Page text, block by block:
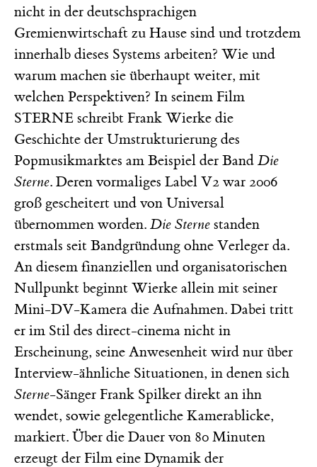
nicht in der deutschsprachigen
Gremienwirtschaft zu Hause sind und trotzdem
innerhalb dieses Systems arbeiten? Wie und
warum machen sie überhaupt weiter, mit
welchen Perspektiven? In seinem Film
STERNE schreibt Frank Wierke die
Geschichte der Umstrukturierung des
Popmusikmarktes am Beispiel der Band Die
Sterne. Deren vormaliges Label V2 war 2006
groß gescheitert und von Universal
übernommen worden. Die Sterne standen
erstmals seit Bandgründung ohne Verleger da.
An diesem finanziellen und organisatorischen
Nullpunkt beginnt Wierke allein mit seiner
Mini-DV-Kamera die Aufnahmen. Dabei tritt
er im Stil des direct-cinema nicht in
Erscheinung, seine Anwesenheit wird nur über
Interview-ähnliche Situationen, in denen sich
Sterne-Sänger Frank Spilker direkt an ihn
wendet, sowie gelegentliche Kamerablicke,
markiert. Über die Dauer von 80 Minuten
erzeugt der Film eine Dynamik der